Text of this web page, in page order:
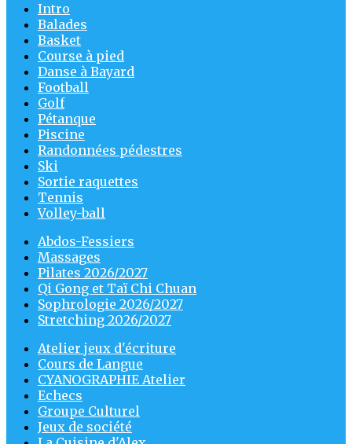
Intro
Balades
Basket
Course à pied
Danse à Bayard
Football
Golf
Pétanque
Piscine
Randonnées pédestres
Ski
Sortie raquettes
Tennis
Volley-ball
Abdos-Fessiers
Massages
Pilates 2026/2027
Qi Gong et Taï Chi Chuan
Sophrologie 2026/2027
Stretching 2026/2027
Atelier jeux d'écriture
Cours de Langue
CYANOGRAPHIE Atelier
Echecs
Groupe Culturel
Jeux de société